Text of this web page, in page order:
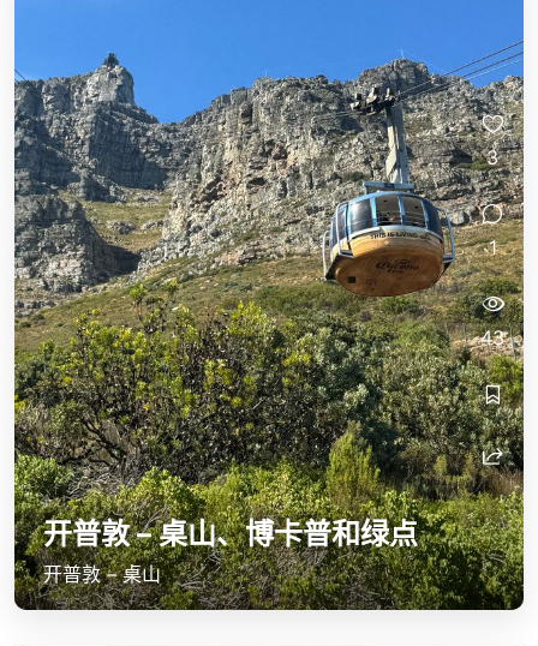
开普敦 – 桌山、博卡普和绿点
开普敦 – 桌山
3
1
43